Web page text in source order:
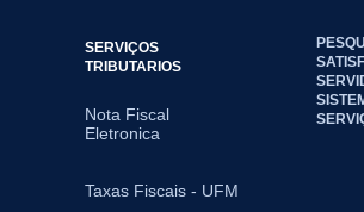
SERVIÇOS
TRIBUTARIOS
Nota Fiscal
Eletronica
Taxas Fiscais - UFM